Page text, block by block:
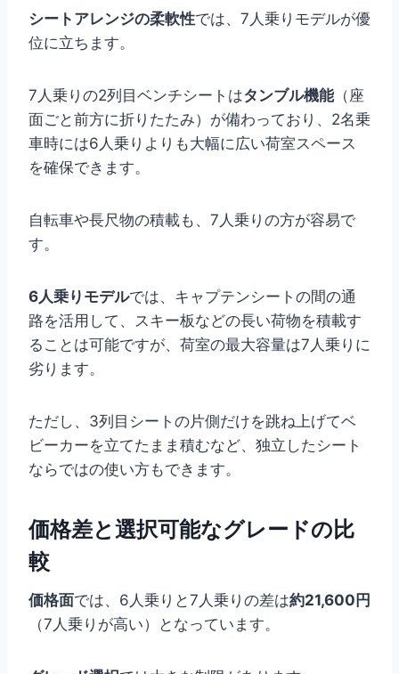
シートアレンジの柔軟性では、7人乗りモデルが優
位に立ちます。
7人乗りの2列目ベンチシートはタンブル機能（座
面ごと前方に折りたたみ）が備わっており、2名乗
車時には6人乗りよりも大幅に広い荷室スペース
を確保できます。
自転車や長尺物の積載も、7人乗りの方が容易で
す。
6人乗りモデルでは、キャプテンシートの間の通
路を活用して、スキー板などの長い荷物を積載す
ることは可能ですが、荷室の最大容量は7人乗りに
劣ります。
ただし、3列目シートの片側だけを跳ね上げてベ
ビーカーを立てたまま積むなど、独立したシート
ならではの使い方もできます。
価格差と選択可能なグレードの比
較
価格面では、6人乗りと7人乗りの差は約21,600円
（7人乗りが高い）となっています。